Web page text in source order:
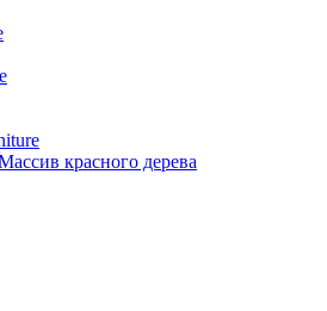
красного дерева